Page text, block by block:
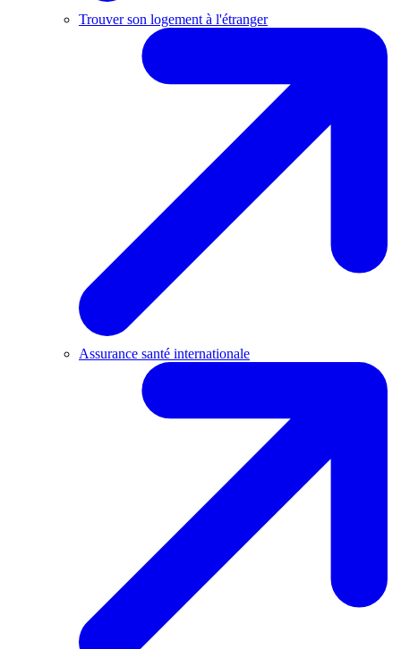
Trouver son logement à l'étranger
Assurance santé internationale